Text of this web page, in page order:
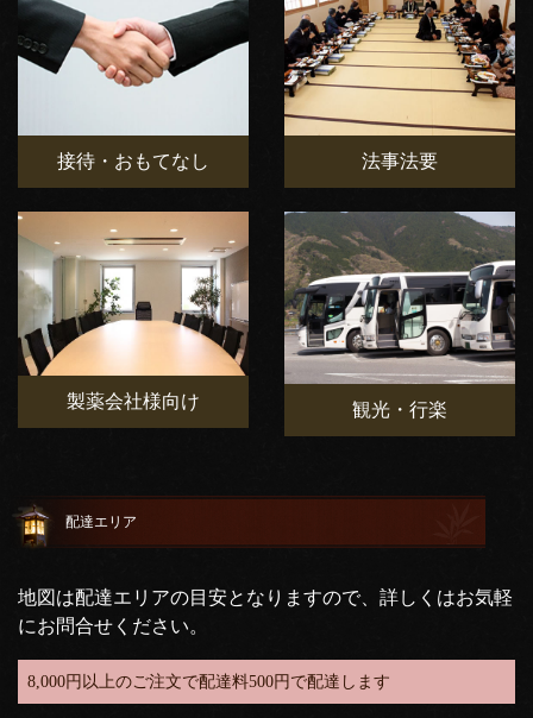
接待・おもてなし 法事法要
製薬会社様向け 観光・行楽
配達エリア
地図は配達エリアの目安となりますので、詳しくはお気軽
にお問合せください。
8,000円以上のご注文で配達料500円で配達します